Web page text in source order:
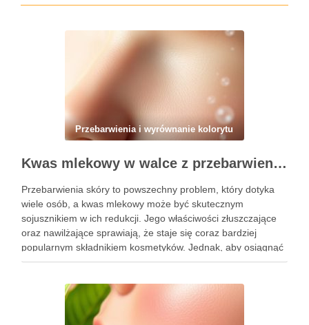
Przebarwienia i wyrównanie kolorytu
Kwas mlekowy w walce z przebarwieniami: skuteczne działanie i najczęstsze błędy stosowania
Przebarwienia skóry to powszechny problem, który dotyka
wiele osób, a kwas mlekowy może być skutecznym
sojusznikiem w ich redukcji. Jego właściwości złuszczające
oraz nawilżające sprawiają, że staje się coraz bardziej
popularnym składnikiem kosmetyków. Jednak, aby osiągnąć
zamierzone efekty, kluczowe jest nie tylko jego odpowiednie